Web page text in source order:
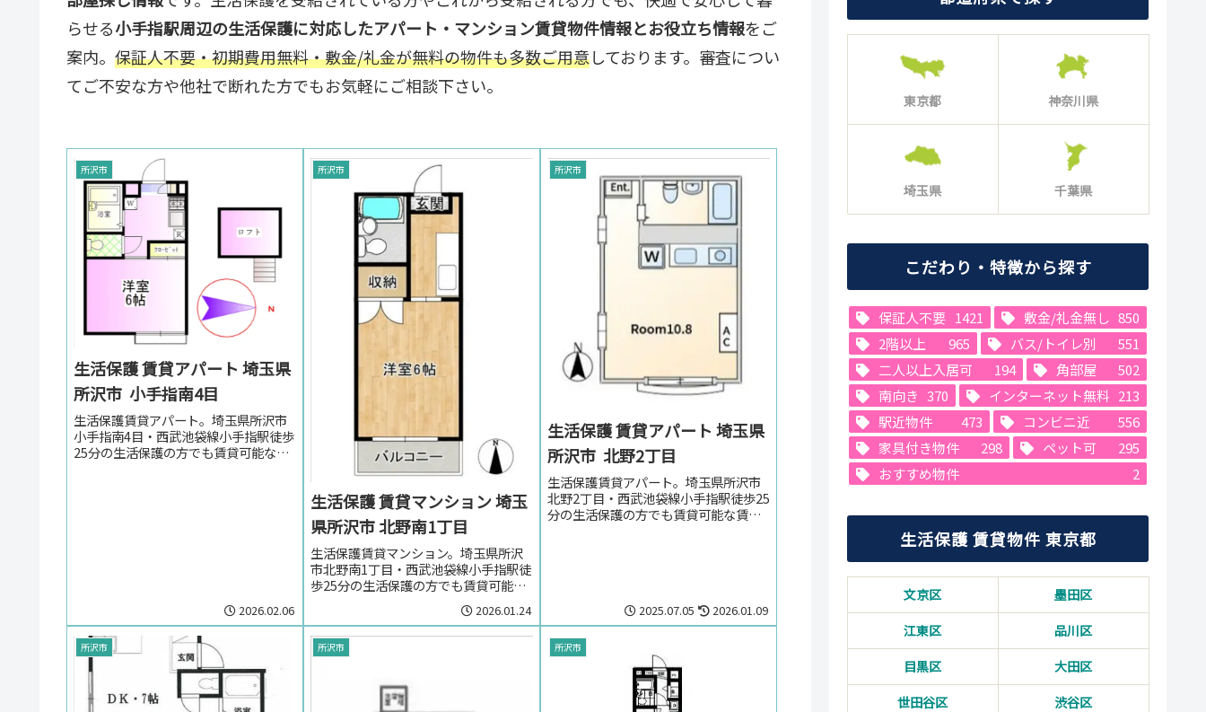
らせる小手指駅周辺の生活保護に対応したアパート・マンション賃貸物件情報とお役立ち情報をご
案内。 保証人不要・初期費用無料・敷金/礼金が無料の物件も多数ご用意しております。審査につい
てご不安な方や他社で断れた方でもお気軽にご相談下さい。
所沢市
生活保護 賃貸アパート 埼玉県
所沢市 小手指南4目
生活保護賃貸アパート。埼玉県所沢市
小手指南4目・西武池袋線小手指駅徒歩
25分の生活保護の方でも賃貸可能な賃
2026.02.06
所沢市
生活保護 賃貸マンション 埼玉
県所沢市 北野南1丁目
生活保護賃貸マンション。埼玉県所沢
市北野南1丁目・西武池袋線小手指駅徒
歩25分の生活保護の方でも賃貸可能な
マンション。生活保護の方で埼玉県所
沢市北野南1丁目・西武池袋線小手指駅
周辺のお部屋を探しの方はお気軽にお
問い合わせください。
2026.01.24
所沢市
生活保護 賃貸アパート 埼玉県
所沢市 北野2丁目
生活保護賃貸アパート。埼玉県所沢市
北野2丁目・西武池袋線小手指駅徒歩25
分の生活保護の方でも賃貸可能な賃貸
2025.07.05 2026.01.09
所沢市 所沢市 所沢市
東京都 神奈川県
埼玉県 千葉県
こだわり・特徴から探す
保証人不要 1421 敷金/礼金無し 850
2階以上
965 バス/トイレ別
551
二人以上入居可
194 角部屋
502
南向き 370 インターネット無料 213
駅近物件
473 コンビニ近
556
家具付き物件
298 ペット可
295
おすすめ物件
2
生活保護 賃貸物件 東京都
文京区
墨田区
江東区
品川区
目黒区
大田区
世田谷区
渋谷区